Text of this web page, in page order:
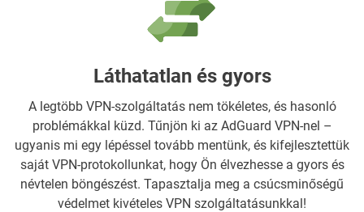
Láthatatlan és gyors
A legtöbb VPN-szolgáltatás nem tökéletes, és hasonló
problémákkal küzd. Tűnjön ki az AdGuard VPN-nel –
ugyanis mi egy lépéssel tovább mentünk, és kifejlesztettük
saját VPN-protokollunkat, hogy Ön élvezhesse a gyors és
névtelen böngészést. Tapasztalja meg a csúcsminőségű
védelmet kivételes VPN szolgáltatásunkkal!